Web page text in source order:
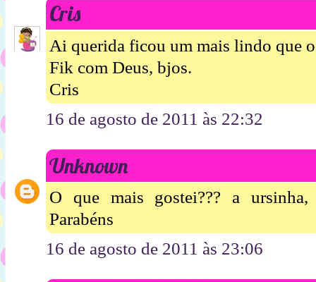
Cris
Ai querida ficou um mais lindo que
Fik com Deus, bjos.
Cris
16 de agosto de 2011 às 22:32
Unknown
O que mais gostei??? a
Parabéns
16 de agosto de 2011 às 23:06